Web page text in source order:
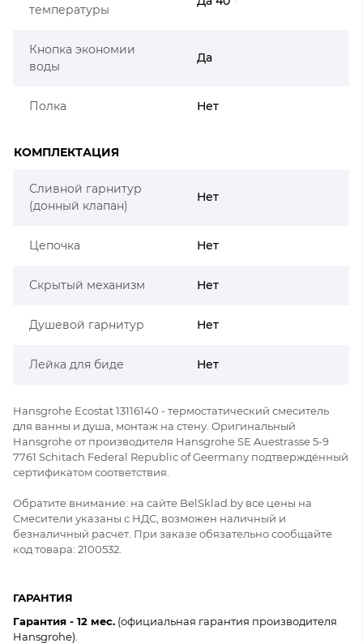
температуры
Кнопка экономии
воды
Да
Полка Нет
КОМПЛЕКТАЦИЯ
Сливной гарнитур
(донный клапан)
Нет
Цепочка Нет
Скрытый механизм Нет
Душевой гарнитур Нет
Лейка для биде Нет
Hansgrohe Ecostat 13116140 - термостатический смеситель
для ванны и душа, монтаж на стену. Оригинальный
Hansgrohe от производителя Hansgrohe SE Auestrasse 5-9
7761 Schitach Federal Republic of Geermany подтверждённый
сертификатом соответствия.
Обратите внимание: на сайте BelSklad.by все цены на
Смесители указаны с НДС, возможен наличный и
безналичный расчет. При заказе обязательно сообщайте
код товара: 2100532.
ГАРАНТИЯ
Гарантия - 12 мес. (официальная гарантия производителя
Hansgrohe).